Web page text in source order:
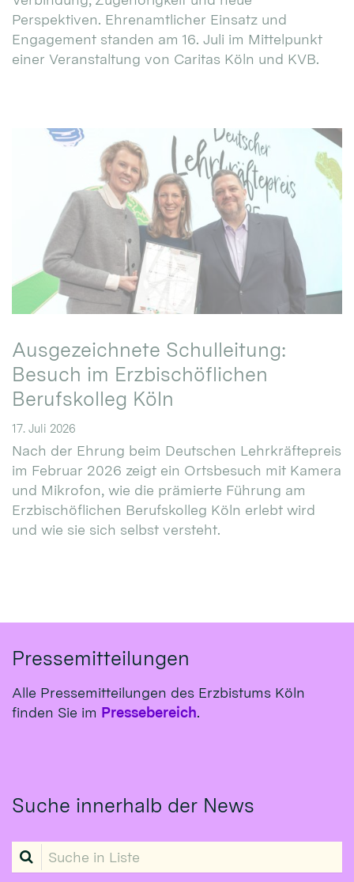
Perspektiven. Ehrenamtlicher Einsatz und
Engagement standen am 16. Juli im Mittelpunkt
einer Veranstaltung von Caritas Köln und KVB.
Ausgezeichnete Schulleitung:
Besuch im Erzbischöflichen
Berufskolleg Köln
17. Juli 2026
Nach der Ehrung beim Deutschen Lehrkräftepreis
im Februar 2026 zeigt ein Ortsbesuch mit Kamera
und Mikrofon, wie die prämierte Führung am
Erzbischöflichen Berufskolleg Köln erlebt wird
und wie sie sich selbst versteht.
Pressemitteilungen
Alle Pressemitteilungen des Erzbistums Köln
finden Sie im Pressebereich.
Suche innerhalb der News
Suche in Liste